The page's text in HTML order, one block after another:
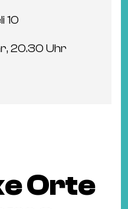
10
20.30 Uhr
Orte